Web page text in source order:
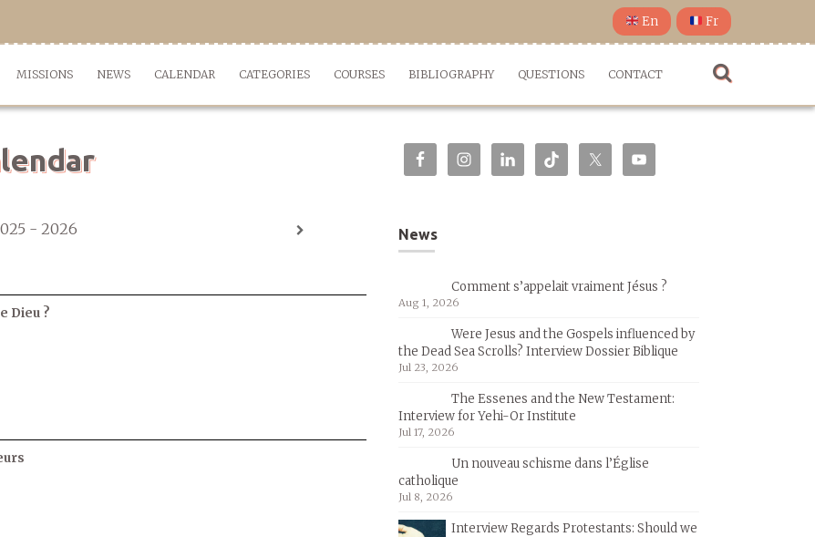
En Fr
MISSIONS NEWS CALENDAR CATEGORIES COURSES BIBLIOGRAPHY QUESTIONS CONTACT
- 2026
Dieu ?
News
Comment s’appelait vraiment Jésus ?
Aug 1, 2026
Were Jesus and the Gospels influenced by
the Dead Sea Scrolls? Interview Dossier Biblique
Jul 23, 2026
The Essenes and the New Testament:
Interview for Yehi-Or Institute
Jul 17, 2026
Un nouveau schisme dans l’Église
catholique
Jul 8, 2026
Interview Regards Protestants: Should we